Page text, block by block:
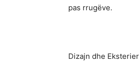
pas rrugëve.
Dizajn dhe Eksterier